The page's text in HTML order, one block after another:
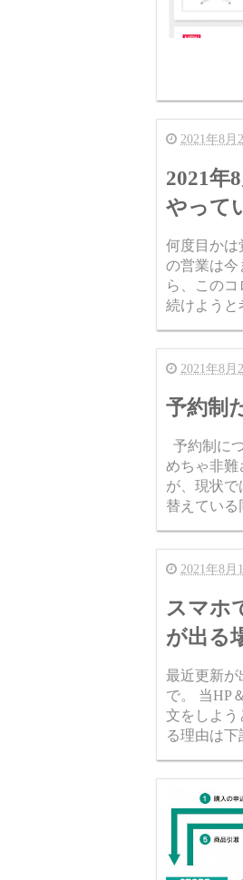
2021年8月
2021年
やって
何度目かは
の営業は今
ら、この
続けようと
2021年8月
予約制
予約制に
めちゃ非難
が、現状で
替えている
2021年8月
スマホ
が出る
最近更新が
で。 当HP
文をしよう
る理由は下